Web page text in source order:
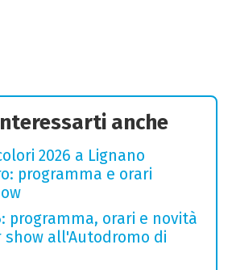
anche
2026 a Lignano
programma e orari
programma, orari e novità
all'Autodromo di